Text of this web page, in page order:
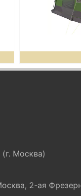
Москва)
2-ая